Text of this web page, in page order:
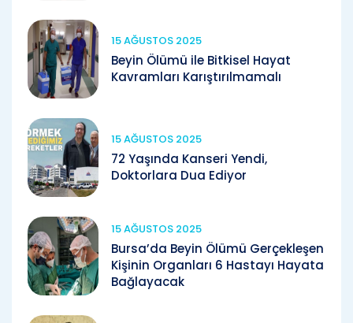
15 AĞUSTOS 2025
Beyin Ölümü ile Bitkisel Hayat
Kavramları Karıştırılmamalı
15 AĞUSTOS 2025
72 Yaşında Kanseri Yendi,
Doktorlara Dua Ediyor
15 AĞUSTOS 2025
Bursa’da Beyin Ölümü Gerçekleşen
Kişinin Organları 6 Hastayı Hayata
Bağlayacak